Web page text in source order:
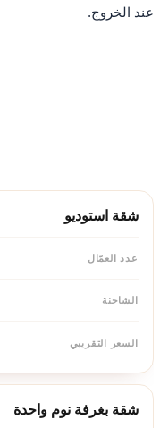
عند الخروج.
نوع السكن
شقة استوديو
شقة بغرفة نوم واحدة